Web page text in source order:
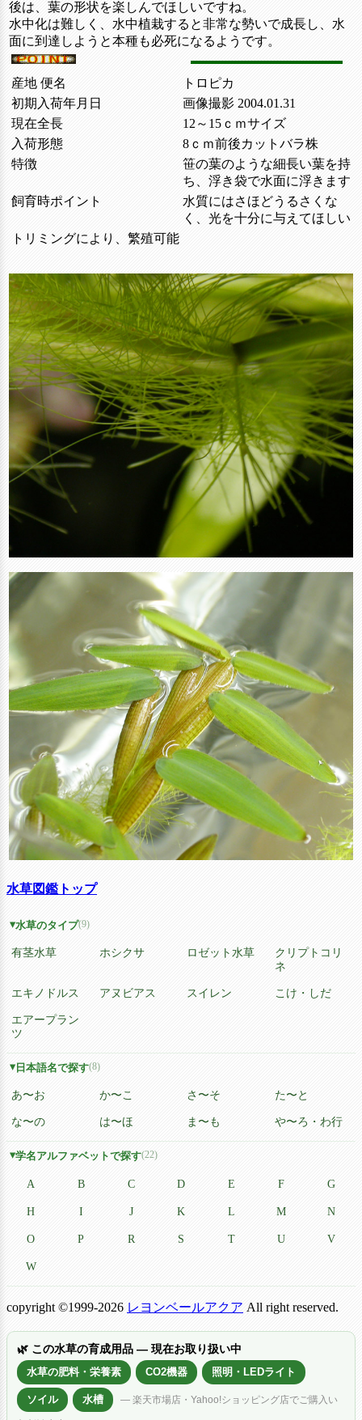
後は、葉の形状を楽しんでほしいですね。
水中化は難しく、水中植栽すると非常な勢いで成長し、水
面に到達しようと本種も必死になるようです。
産地 便名
トロピカ
初期入荷年月日
画像撮影 2004.01.31
現在全長
12～15ｃｍサイズ
入荷形態
8ｃｍ前後カットバラ株
特徴
笹の葉のような細長い葉を持
ち、浮き袋で水面に浮きます
飼育時ポイント
水質にはさほどうるさくな
く、光を十分に与えてほしい
トリミングにより、繁殖可能
水草図鑑トップ
水草のタイプ(9)
有茎水草 ホシクサ ロゼット水草
クリプトコリ
ネ
エキノドルス アヌビアス スイレン こけ・しだ
エアープラン
ツ
日本語名で探す(8)
あ〜お か〜こ さ〜そ た〜と
な〜の は〜ほ ま〜も や〜ろ・わ行
学名アルファベットで探す(22)
A B C D E F G
H I J K L M N
O P R S T U V
W
copyright ©1999-2026 レヨンベールアクア All right reserved.
🌿 この水草の育成用品 — 現在お取り扱い中
水草の肥料・栄養素 CO2機器 照明・LEDライト
ソイル 水槽 — 楽天市場店・Yahoo!ショッピング店でご購入い